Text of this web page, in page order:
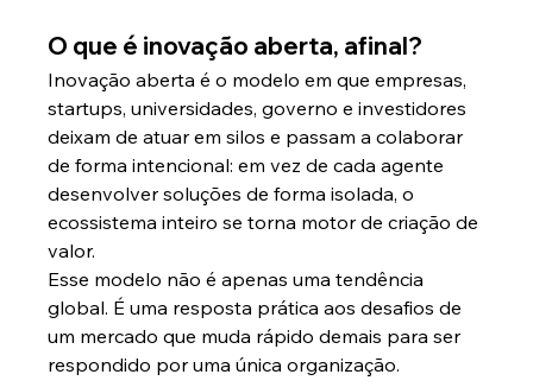
O que é inovação aberta, afinal?
Inovação aberta é o modelo em que empresas,
startups, universidades, governo e investidores
deixam de atuar em silos e passam a colaborar
de forma intencional: em vez de cada agente
desenvolver soluções de forma isolada, o
ecossistema inteiro se torna motor de criação de
valor.
Esse modelo não é apenas uma tendência
global. É uma resposta prática aos desafios de
um mercado que muda rápido demais para ser
respondido por uma única organização.